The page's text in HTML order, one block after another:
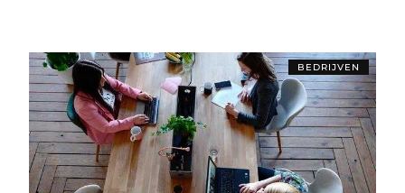
BEDRIJVEN